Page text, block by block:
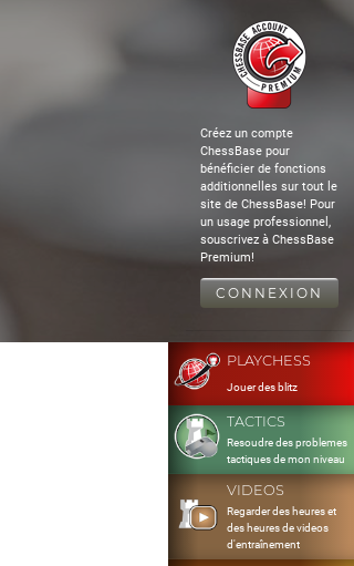
Créez un compte
ChessBase pour
bénéficier de fonctions
additionnelles sur tout le
site de ChessBase! Pour
un usage professionnel,
souscrivez à ChessBase
Premium!
CONNEXION
PLAYCHESS
Jouer des blitz
TACTICS
Resoudre des problemes
tactiques de mon niveau
VIDEOS
Regarder des heures et
des heures de videos
d'entraînement